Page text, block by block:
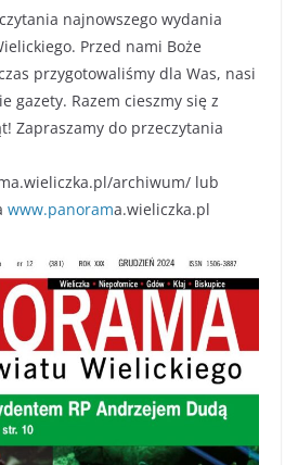
najnowszego wydania
Przed nami Boże
przygotowaliśmy dla Was, nasi
gazety. Razem cieszmy się z
Zapraszamy do przeczytania
archiwum/ lub
www.panorama.wieliczka.pl